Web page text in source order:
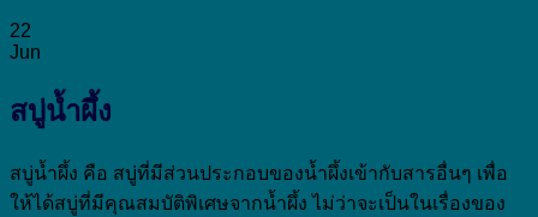
22
Jun
สบู่น้ำผึ้ง
สบู่น้ำผึ้ง คือ สบู่ที่มีส่วนประกอบของน้ำผึ้งเข้ากับสารอื่นๆ เพื่อ
ให้ได้สบู่ที่มีคุณสมบัติพิเศษจากน้ำผึ้ง ไม่ว่าจะเป็นในเรื่องของ